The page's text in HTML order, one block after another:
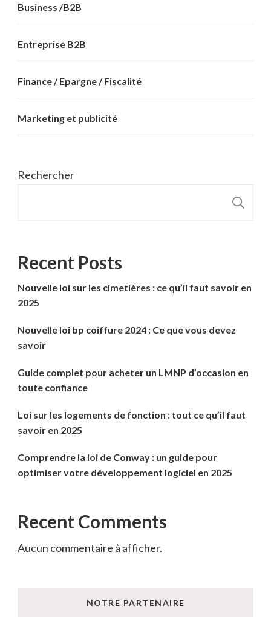
Business /B2B
Entreprise B2B
Finance / Epargne / Fiscalité
Marketing et publicité
Rechercher
Recent Posts
Nouvelle loi sur les cimetières : ce qu’il faut savoir en
2025
Nouvelle loi bp coiffure 2024 : Ce que vous devez
savoir
Guide complet pour acheter un LMNP d’occasion en
toute confiance
Loi sur les logements de fonction : tout ce qu’il faut
savoir en 2025
Comprendre la loi de Conway : un guide pour
optimiser votre développement logiciel en 2025
Recent Comments
Aucun commentaire à afficher.
NOTRE PARTENAIRE